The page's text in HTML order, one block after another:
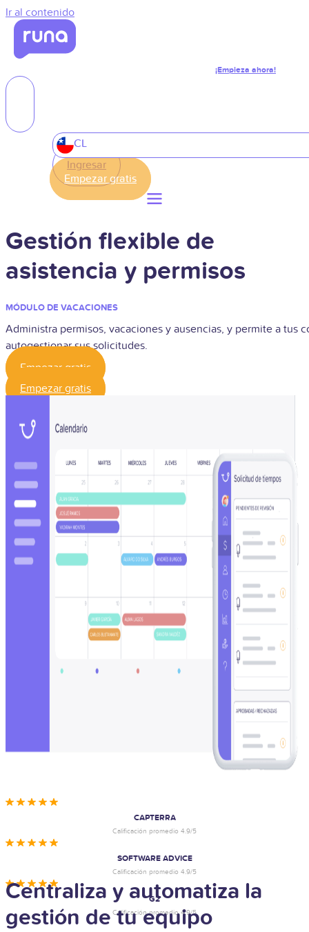
Ir al contenido
¡Empieza ahora!
Gestión flexible de
asistencia y permisos
MÓDULO DE VACACIONES
Administra permisos, vacaciones y ausencias, y permite a tus
autogestionar sus solicitudes.
Empezar gratis
Empezar gratis
CAPTERRA
Calificación promedio 4.9/5
SOFTWARE ADVICE
Calificación promedio 4.9/5
G2
Calificación promedio 4.9/5
Centraliza y automatiza la
gestión de tu equipo